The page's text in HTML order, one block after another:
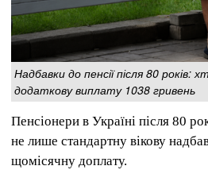
Надбавки до пенсії після 80 років:
додаткову виплату 1038 гривень
Пенсіонери в Україні після 80
не лише стандартну вікову
щомісячну доплату.